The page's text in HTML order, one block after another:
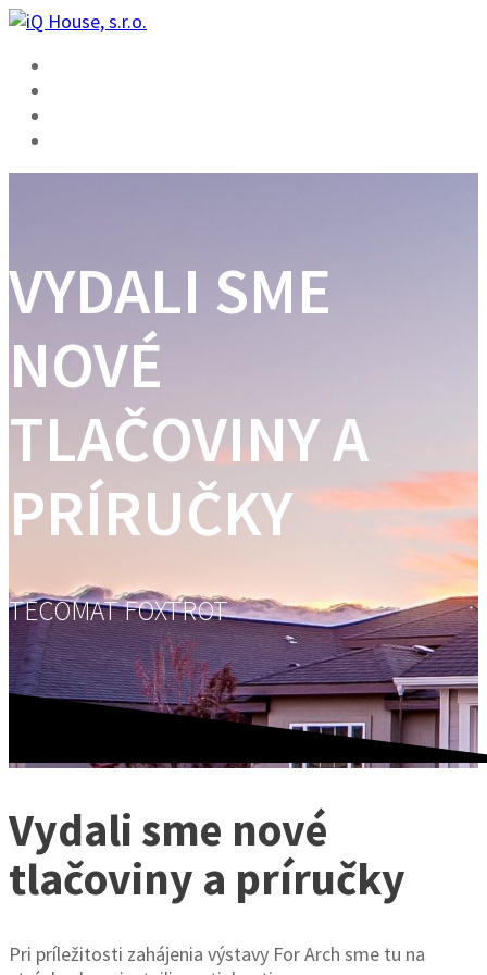
Skip
content
VYDALI SME
NOVÉ
TLAČOVINY A
PRÍRUČKY
TECOMAT FOXTROT
Vydali sme nové
tlačoviny a príručky
Pri príležitosti zahájenia výstavy For Arch sme tu na